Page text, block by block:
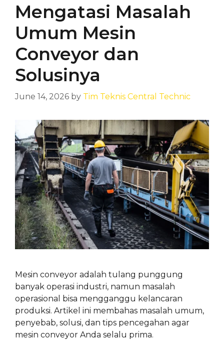
Mengatasi Masalah
Umum Mesin
Conveyor dan
Solusinya
June 14, 2026 by Tim Teknis Central Technic
Mesin conveyor adalah tulang punggung
banyak operasi industri, namun masalah
operasional bisa mengganggu kelancaran
produksi. Artikel ini membahas masalah umum,
penyebab, solusi, dan tips pencegahan agar
mesin conveyor Anda selalu prima.